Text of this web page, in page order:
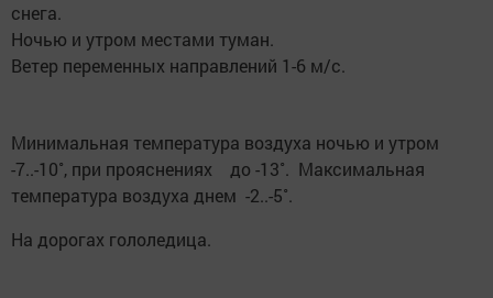
снега.
Ночью и утром местами туман.
Ветер переменных направлений 1-6 м/с.
Минимальная температура воздуха ночью и утром
-7..-10˚, при прояснениях до -13˚. Максимальная
температура воздуха днем -2..-5˚.
На дорогах гололедица.